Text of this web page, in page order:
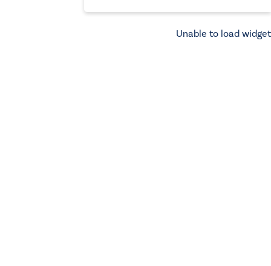
Unable to load widget